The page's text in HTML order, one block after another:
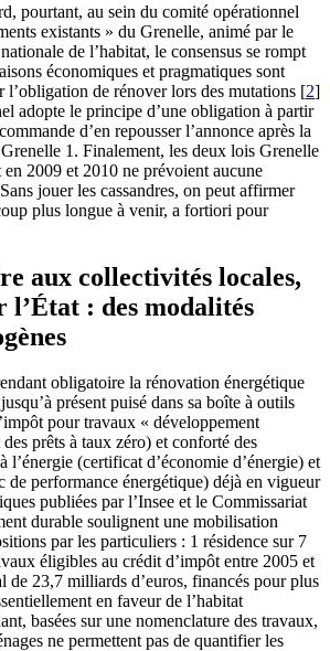
pourtant, au sein du comité opérationnel
existants » du Grenelle, animé par le
de l’habitat, le consensus se rompt
économiques et pragmatiques sont
l’obligation de rénover lors des mutations [2]
adopte le principe d’une obligation à partir
d’en repousser l’annonce après la
1. Finalement, les deux lois Grenelle
en 2009 et 2010 ne prévoient aucune
jouer les cassandres, on peut affirmer
plus longue à venir, a fortiori pour
aux collectivités locales,
l’État : des modalités
obligatoire la rénovation énergétique
présent puisé dans sa boîte à outils
pour travaux « développement
prêts à taux zéro) et conforté des
l’énergie (certificat d’économie d’énergie) et
de performance énergétique) déjà en vigueur
publiées par l’Insee et le Commissariat
durable soulignent une mobilisation
par les particuliers : 1 résidence sur 7
éligibles au crédit d’impôt entre 2005 et
de 23,7 milliards d’euros, financés pour plus
en faveur de l’habitat
basées sur une nomenclature des travaux,
ne permettent pas de quantifier les